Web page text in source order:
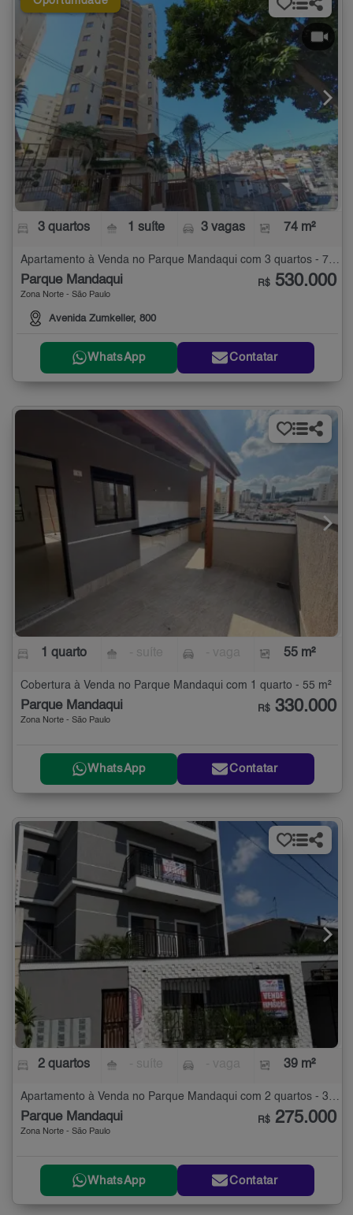
3 quartos 1 suíte 3 vagas 74 m²
Apartamento à Venda no Parque Mandaqui com 3 quartos - 74 m²
Parque Mandaqui
Zona Norte - São Paulo
Avenida Zumkeller, 800
R$ 530.000
WhatsApp Contatar
1 quarto 55 m²
Cobertura à Venda no Parque Mandaqui com 1 quarto - 55 m²
Parque Mandaqui
Zona Norte - São Paulo
R$ 330.000
WhatsApp Contatar
2 quartos 39 m²
Apartamento à Venda no Parque Mandaqui com 2 quartos - 39 m²
Parque Mandaqui
Zona Norte - São Paulo
R$ 275.000
WhatsApp Contatar